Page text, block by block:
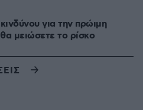
για την πρώιμη
μειώσετε το ρίσκο